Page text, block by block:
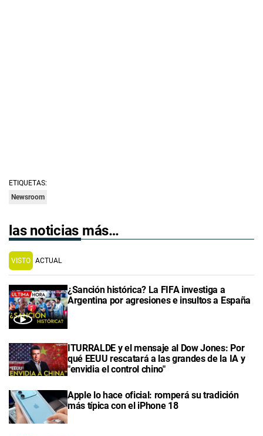
ETIQUETAS:
Newsroom
las noticias más…
VISTO ACTUAL
¿Sanción histórica? La FIFA investiga a
Argentina por agresiones e insultos a España
ITURRALDE y el mensaje al Dow Jones: Por
qué EEUU rescatará a las grandes de la IA y
"envidia el control chino"
Apple lo hace oficial: romperá su tradición
más típica con el iPhone 18